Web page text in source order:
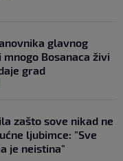
glavnog
Bosanaca živi
grad
zašto sove nikad ne
ljubimce: "Sve
je neistina"